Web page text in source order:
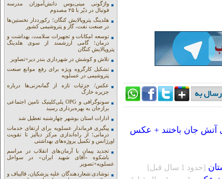
[حدود 1 سال قبل]
واژگونی مینی‌بوس دانش‌آموزان مدرسه
فوتبال در دیّر با ۲۵ مصدوم
هلدینگ پتروپالایش کنگان؛ رکورددار نخستین‌ها
در صنعت نفت، گاز و پتروشیمی کشور
توسعه امکانات و تجهیزات سلامت، بهداشت و
درمان؛ گامی ارزشمند از سوی هلدینگ
پتروپالایش کنگان
تلاش و کوشش در شهرداری بندر دیر+تصاویر
تشکیل کارگروه ویژه برای رفع موانع صنعت
پتروشیمی در عسلویه
عکس/ جزئیات تازه از گمانه‌زنی‌ها درباره
جزیره خارگ
سونوگرافی و OPG پلی‌کلینیک تامین اجتماعی
برازجان به بهره‌برداری رسید
ادارات استان بوشهر چهارشنبه تعطیل شد
پیگیری فرماندار عسلویه برای ارتقای خدمات
درمانی؛ از راه‌اندازی مرکز دیالیز تا تقویت
اورژانس و تکمیل پروژه‌های بهداشتی
تجدید پیمان با آرمان‌های انقلاب در مراسم
باشکوه «آقای شهید ایران» در سواحل
عسلویه+تصویر
نوشادی:شعاردهندگان علیه پزشکیان، قالیباف و